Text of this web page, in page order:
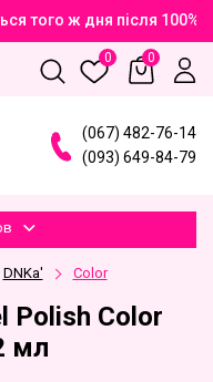
того ж дня після
0 0
(067) 482-76-14
(093) 649-84-79
DNKa' Color
Polish Color
мл